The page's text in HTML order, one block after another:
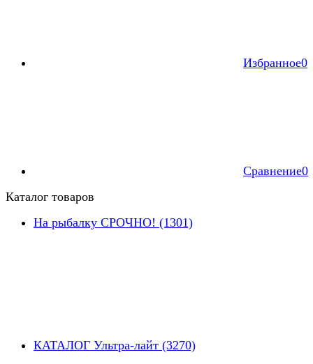
Избранное0
Сравнение0
Каталог товаров
На рыбалку СРОЧНО! (1301)
КАТАЛОГ Ультра-лайт (3270)